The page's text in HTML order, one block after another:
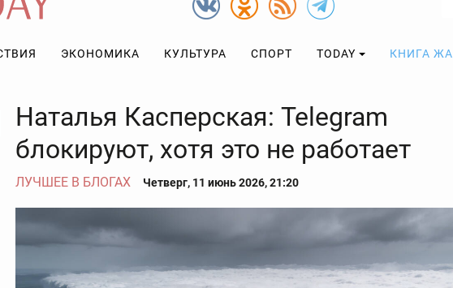
ЭКОНОМИКА КУЛЬТУРА СПОРТ TODAY КНИГА
Наталья Касперская: Telegram
блокируют, хотя это не работает
ЛУЧШЕЕ В БЛОГАХ Четверг, 11 июнь 2026, 21:20